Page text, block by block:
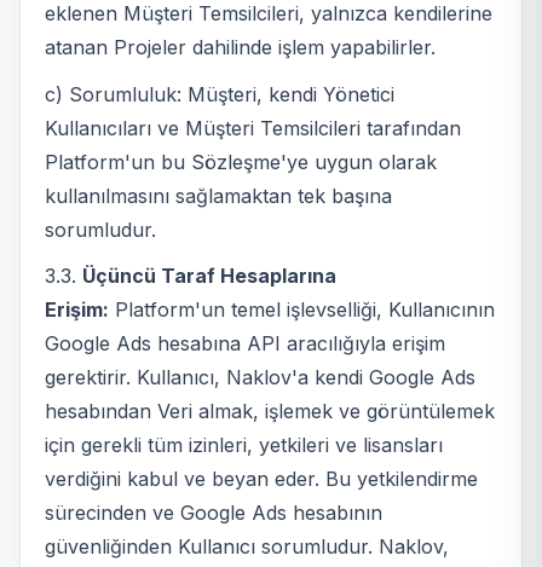
eklenen Müşteri Temsilcileri, yalnızca kendilerine
atanan Projeler dahilinde işlem yapabilirler.
c) Sorumluluk: Müşteri, kendi Yönetici
Kullanıcıları ve Müşteri Temsilcileri tarafından
Platform'un bu Sözleşme'ye uygun olarak
kullanılmasını sağlamaktan tek başına
sorumludur.
3.3. Üçüncü Taraf Hesaplarına
Erişim: Platform'un temel işlevselliği, Kullanıcının
Google Ads hesabına API aracılığıyla erişim
gerektirir. Kullanıcı, Naklov'a kendi Google Ads
hesabından Veri almak, işlemek ve görüntülemek
için gerekli tüm izinleri, yetkileri ve lisansları
verdiğini kabul ve beyan eder. Bu yetkilendirme
sürecinden ve Google Ads hesabının
güvenliğinden Kullanıcı sorumludur. Naklov,